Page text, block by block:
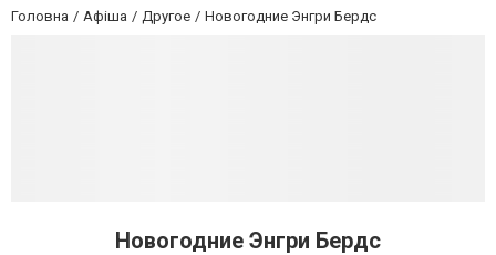
Головна Афіша Другое Новогодние Энгри Бердс
Новогодние Энгри Бердс